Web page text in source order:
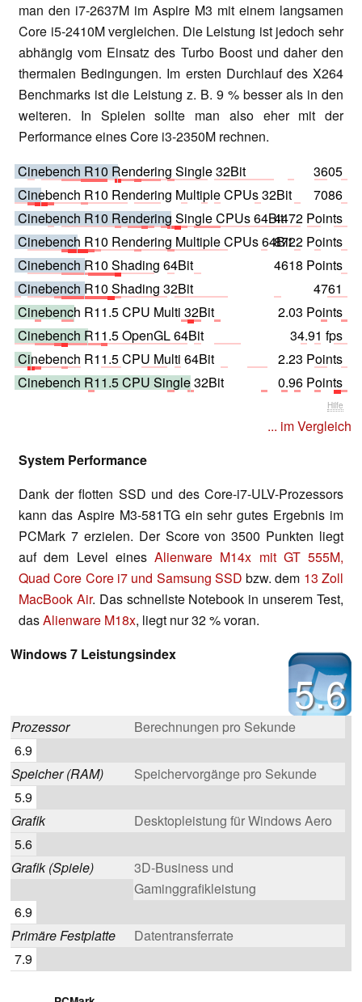
man den i7-2637M im Aspire M3 mit einem langsamen
Core i5-2410M vergleichen. Die Leistung ist jedoch sehr
abhängig vom Einsatz des Turbo Boost und daher den
thermalen Bedingungen. Im ersten Durchlauf des X264
Benchmarks ist die Leistung z. B. 9 % besser als in den
weiteren. In Spielen sollte man also eher mit der
Performance eines Core i3-2350M rechnen.
Cinebench R10 Rendering Single 32Bit
3605
Cinebench R10 Rendering Multiple CPUs 32Bit
7086
Cinebench R10 Rendering Single CPUs 64Bit4472 Points
Cinebench R10 Rendering Multiple CPUs 64Bit8722 Points
Cinebench R10 Shading 64Bit
4618 Points
Cinebench R10 Shading 32Bit
4761
Cinebench R11.5 CPU Multi 32Bit
2.03 Points
Cinebench R11.5 OpenGL 64Bit
34.91 fps
Cinebench R11.5 CPU Multi 64Bit
2.23 Points
Cinebench R11.5 CPU Single 32Bit
0.96 Points
Hilfe
... im Vergleich
System Performance
Dank der flotten SSD und des Core-i7-ULV-Prozessors
kann das Aspire M3-581TG ein sehr gutes Ergebnis im
PCMark 7 erzielen. Der Score von 3500 Punkten liegt
auf dem Level eines Alienware M14x mit GT 555M,
Quad Core Core i7 und Samsung SSD bzw. dem 13 Zoll
MacBook Air. Das schnellste Notebook in unserem Test,
dasAlienware M18x, liegt nur 32 % voran.
5.6
Windows 7 Leistungsindex
Prozessor
Berechnungen pro Sekunde
6.9
Speicher (RAM)
Speichervorgänge pro Sekunde
5.9
Grafik
Desktopleistung für Windows Aero
5.6
Grafik (Spiele)
3D-Business und
Gaminggrafikleistung
6.9
Primäre Festplatte
Datentransferrate
7.9